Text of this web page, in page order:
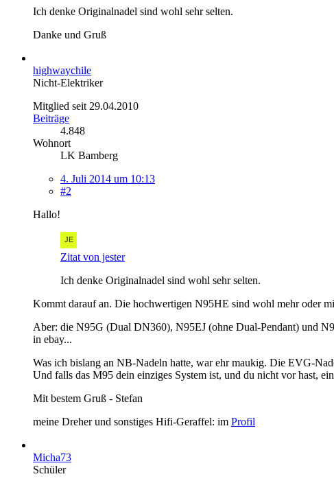
Ich denke Originalnadel sind wohl sehr selten.
Danke und Gruß
highwaychile
Nicht-Elektriker
Mitglied seit 29.04.2010
Beiträge
4.848
Wohnort
LK Bamberg
4. Juli 2014 um 10:13
#2
Hallo!
Zitat von jester
Ich denke Originalnadel sind wohl sehr selten.
Kommt darauf an. Die hochwertigen N95HE sind wohl mehr oder
Aber: die N95G (Dual DN360), N95EJ (ohne Dual-Pendant) und
in ebay...
Was ich bislang an NB-Nadeln hatte, war ehr maukig. Die EVG-
Und falls das M95 dein einziges System ist, und du nicht vor hast,
Mit bestem Gruß - Stefan
meine Dreher und sonstiges Hifi-Geraffel: im Profil
Micha73
Schüler